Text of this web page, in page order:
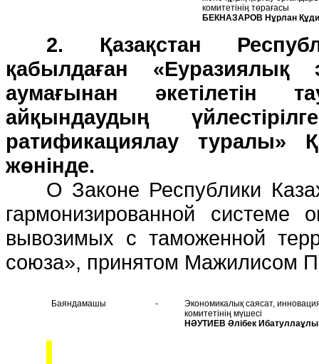
комитетінің төрағасы
БЕКНАЗАРОВ Нұрлан
2. Қазақстан
қабылдаған «Еуразиялық
аумағынан әкетілетін
айқындаудың
ратификациялау туралы»
жөнінде.
О Законе Республики
гармонизированной системе
вывозимых с таможенной
союза», принятом Мажилисом
Баяндамашы -
Экономикалық саясат,
комитетінің мүшесі
НӘУТИЕВ Әлібек Ибатуллаұлы